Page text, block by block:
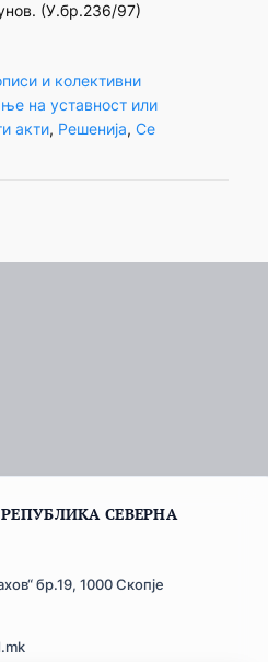
(У.бр.236/97)
и колективни
на уставност или
акти, Решенија, Се
СЕВЕРНА
бр.19, 1000 Скопје